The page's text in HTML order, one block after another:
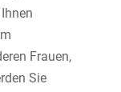
Frauen,
Sie